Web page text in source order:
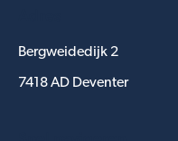
Bergweidedijk 2
7418 AD Deventer